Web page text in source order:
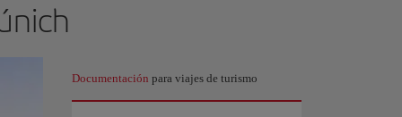
Documentación para viajes de turismo